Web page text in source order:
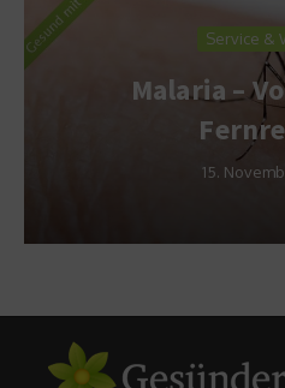
Service &
Malaria –
15.